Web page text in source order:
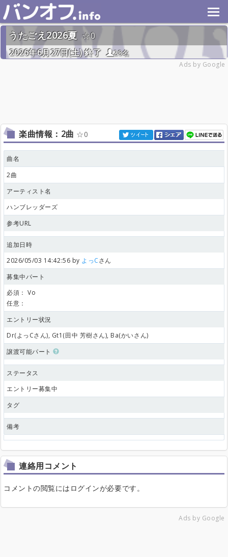
うたごえ2026夏
0
2026年6月27日(土) 終了
28名
Ads by Google
楽曲情報：2曲 0
曲名
2曲
アーティスト名
ハンブレッダーズ
参考URL
追加日時
2026/05/03 14:42:56 by よっCさん
募集中パート
必須： Vo
任意：
エントリー状況
Dr(よっCさん), Gt1(田中 芳樹さん), Ba(かいさん)
譲渡可能パート
ステータス
エントリー募集中
タグ
備考
連絡用コメント
コメントの閲覧にはログインが必要です。
Ads by Google